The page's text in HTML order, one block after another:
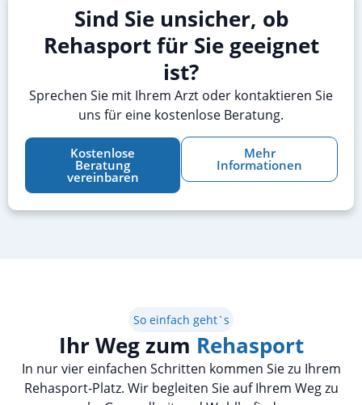
Sind Sie unsicher, ob
Rehasport für Sie geeignet
ist?
Sprechen Sie mit Ihrem Arzt oder kontaktieren Sie
uns für eine kostenlose Beratung.
Kostenlose
Beratung
vereinbaren
Mehr
Informationen
So einfach geht`s
Ihr Weg zum Rehasport
In nur vier einfachen Schritten kommen Sie zu Ihrem
Rehasport-Platz. Wir begleiten Sie auf Ihrem Weg zu